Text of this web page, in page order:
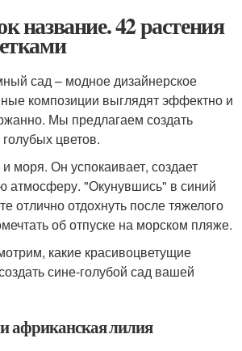
название. 42 растения
сад – модное дизайнерское
композиции выглядят эффектно и
Мы предлагаем создать
цветов.
моря. Он успокаивает, создает
атмосферу. "Окунувшись" в синий
отлично отдохнуть после тяжелого
об отпуске на морском пляже.
какие красивоцветущие
сине-голубой сад вашей
африканская лилия